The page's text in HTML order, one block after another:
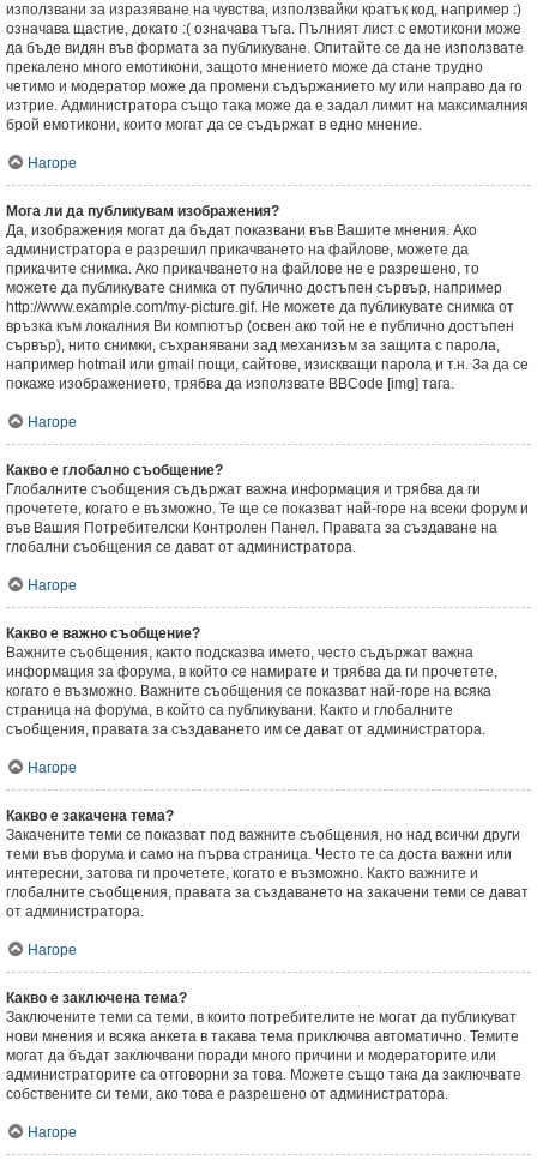
използвани за изразяване на чувства, използвайки кратък код, например :)
означава щастие, докато :( означава тъга. Пълният лист с емотикони може
да бъде видян във формата за публикуване. Опитайте се да не използвате
прекалено много емотикони, защото мнението може да стане трудно
четимо и модератор може да промени съдържанието му или направо да го
изтрие. Администратора също така може да е задал лимит на максималния
брой емотикони, които могат да се съдържат в едно мнение.
Нагоре
Мога ли да публикувам изображения?
Да, изображения могат да бъдат показвани във Вашите мнения. Ако
администратора е разрешил прикачването на файлове, можете да
прикачите снимка. Ако прикачването на файлове не е разрешено, то
можете да публикувате снимка от публично достъпен сървър, например
http://www.example.com/my-picture.gif. Не можете да публикувате снимка от
връзка към локалния Ви компютър (освен ако той не е публично достъпен
сървър), нито снимки, съхранявани зад механизъм за защита с парола,
например hotmail или gmail пощи, сайтове, изискващи парола и т.н. За да се
покаже изображението, трябва да използвате BBCode [img] тага.
Нагоре
Какво е глобално съобщение?
Глобалните съобщения съдържат важна информация и трябва да ги
прочетете, когато е възможно. Те ще се показват най-горе на всеки форум и
във Вашия Потребителски Контролен Панел. Правата за създаване на
глобални съобщения се дават от администратора.
Нагоре
Какво е важно съобщение?
Важните съобщения, както подсказва името, често съдържат важна
информация за форума, в който се намирате и трябва да ги прочетете,
когато е възможно. Важните съобщения се показват най-горе на всяка
страница на форума, в който са публикувани. Както и глобалните
съобщения, правата за създаването им се дават от администратора.
Нагоре
Какво е закачена тема?
Закачените теми се показват под важните съобщения, но над всички други
теми във форума и само на първа страница. Често те са доста важни или
интересни, затова ги прочетете, когато е възможно. Както важните и
глобалните съобщения, правата за създаването на закачени теми се дават
от администратора.
Нагоре
Какво е заключена тема?
Заключените теми са теми, в които потребителите не могат да публикуват
нови мнения и всяка анкета в такава тема приключва автоматично. Темите
могат да бъдат заключвани поради много причини и модераторите или
администраторите са отговорни за това. Можете също така да заключвате
собствените си теми, ако това е разрешено от администратора.
Нагоре